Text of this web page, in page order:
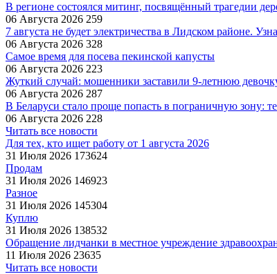
В регионе состоялся митинг, посвящённый трагедии
06 Августа 2026 259
7 августа не будет электричества в Лидском районе.
06 Августа 2026 328
Самое время для посева пекинской капусты
06 Августа 2026 223
Жуткий случай: мошенники заставили 9‑летнюю
06 Августа 2026 287
В Беларуси стало проще попасть в пограничную зону:
06 Августа 2026 228
Читать все новости
Для тех, кто ищет работу от 1 августа 2026
31 Июля 2026 173624
Продам
31 Июля 2026 146923
Разное
31 Июля 2026 145304
Куплю
31 Июля 2026 138532
Обращение лидчанки в местное учреждение
11 Июля 2026 23635
Читать все новости